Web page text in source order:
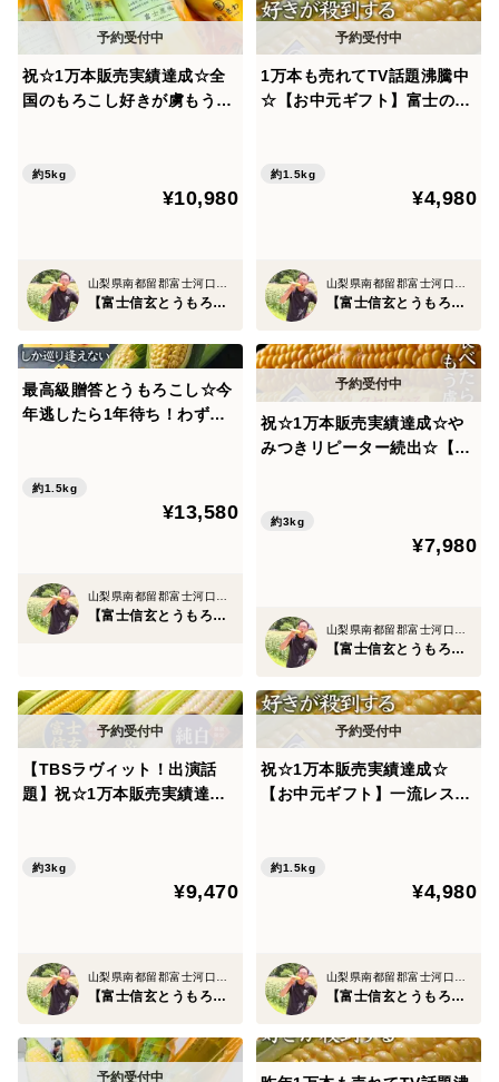
け継ぎ、現代でもその方法でとうもろこしを育てていま
そして、そのとうもろこしを武田信玄の所縁ある神社に
実はその由緒正しい神社は『武田家三代』が祈願した富
その500年受け継がれ、所縁のある神社に奉納献上品と
して奉げられているとうもろこしこそ、当園の『富士信
玄ブランド』なのです🌽
日本最高峰の糖度20度を誇る理由はとうもろこしにとっ
作物にとって日照時間というのは作物の出来を大きく左
右する"生命線"であり、その命とも言える日照時間日本
一を誇るのが山梨県🗻
だからこそ山梨はフルーツ王国と呼ばれ、糖度の高い野
菜やフルーツを育てる上で最高の環境と言われているん
当園はそのフルーツ王国山梨でとうもろこしを育て上げ
祝☆1万本販売実績達成☆全
国のもろこし好きが虜もう戻
玄とうもろこし』約5kg【朝
どれ】🌽8月中旬予約🌽
約5kg
¥10,980
【富士信玄とうもろこし】大澤園
1万本も売れてTV話題沸騰中
☆【お中元ギフト】富士の恩
1.5kg☆旬の甘いトウモロコ
シ【朝どれ】【8月下旬予
約1.5kg
¥4,980
【富士信玄とうもろこし】大澤園
最高級贈答とうもろこし☆今
年逃したら1年待ち！わずか
ろこしブランド最高峰約1.5k
g【朝どれ】 【2026年8月予
約1.5kg
¥13,580
山梨県南都留郡富士河口湖町
【富士信玄とうもろこし】大澤園
祝☆1万本販売実績達成☆や
みつきリピーター続出☆【お
し』お得な約3kg☆旬の甘い
【朝どれ】トウモロコシ【8
約3kg
¥7,980
山梨県南都留郡富士河口湖町
【富士信玄とうもろこし】大澤園
【TBSラヴィット！出演話
題】祝☆1万本販売実績達成
ージ約3kg☆富士信玄とうも
ろこし一流レストラン御用達
約3kg
¥9,470
【富士信玄とうもろこし】大澤園
祝☆1万本販売実績達成☆
【お中元ギフト】一流レスト
こし』特大4本約1.5kg【朝ど
れ】【8月中旬予約】
約1.5kg
¥4,980
【富士信玄とうもろこし】大澤園